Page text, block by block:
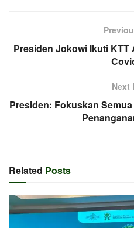
Presiden Jokowi Ikuti
Next
Presiden: Fokuskan
Related Posts